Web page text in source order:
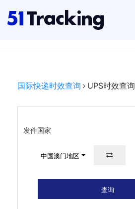
国际快递时效查询 UPS时效查询
发件国家
中国澳门地区
查询